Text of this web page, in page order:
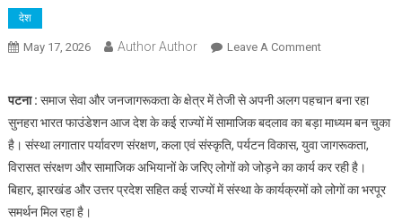
देश
May 17, 2026 Author Author Leave A CommentOn
कला-
संस्कृति
और
सामाजिक
जागरूकता
पटना : समाज सेवा और जनजागरूकता के क्षेत्र में तेजी से अपनी अलग पहचान बना रहा
सुनहरा भारत फाउंडेशन आज देश के कई राज्यों में सामाजिक बदलाव का बड़ा माध्यम बन चुका
है। संस्था लगातार पर्यावरण संरक्षण, कला एवं संस्कृति, पर्यटन विकास, युवा जागरूकता,
विरासत संरक्षण और सामाजिक अभियानों के जरिए लोगों को जोड़ने का कार्य कर रही है।
बिहार, झारखंड और उत्तर प्रदेश सहित कई राज्यों में संस्था के कार्यक्रमों को लोगों का भरपूर
समर्थन मिल रहा है।